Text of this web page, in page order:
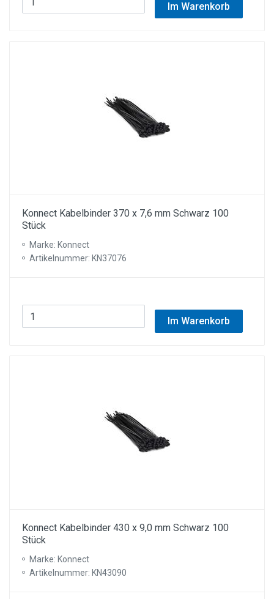
Im Warenkorb
Konnect Kabelbinder 370 x 7,6 mm Schwarz 100
Stück
Marke: Konnect
Artikelnummer: KN37076
Im Warenkorb
Konnect Kabelbinder 430 x 9,0 mm Schwarz 100
Stück
Marke: Konnect
Artikelnummer: KN43090